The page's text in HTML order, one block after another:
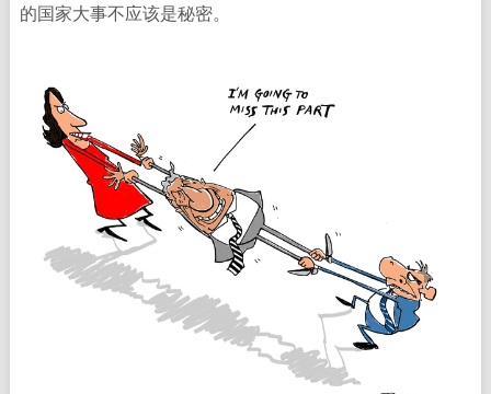
的国家大事不应该是秘密。